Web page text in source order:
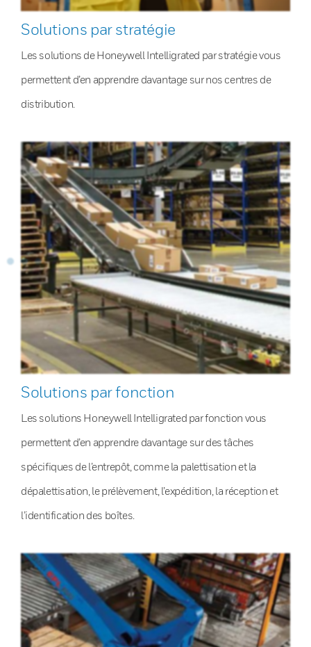
Solutions par stratégie
Les solutions de Honeywell Intelligrated par stratégie vous
permettent d’en apprendre davantage sur nos centres de
distribution.
Solutions par fonction
Les solutions Honeywell Intelligrated par fonction vous
permettent d’en apprendre davantage sur des tâches
spécifiques de l’entrepôt, comme la palettisation et la
dépalettisation, le prélèvement, l’expédition, la réception et
l’identification des boîtes.